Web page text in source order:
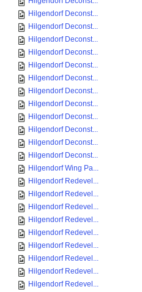
Hilgendorf Deconst...
Hilgendorf Deconst...
Hilgendorf Deconst...
Hilgendorf Deconst...
Hilgendorf Deconst...
Hilgendorf Deconst...
Hilgendorf Deconst...
Hilgendorf Deconst...
Hilgendorf Deconst...
Hilgendorf Deconst...
Hilgendorf Deconst...
Hilgendorf Deconst...
Hilgendorf Wing Pa...
Hilgendorf Redevel...
Hilgendorf Redevel...
Hilgendorf Redevel...
Hilgendorf Redevel...
Hilgendorf Redevel...
Hilgendorf Redevel...
Hilgendorf Redevel...
Hilgendorf Redevel...
Hilgendorf Redevel...